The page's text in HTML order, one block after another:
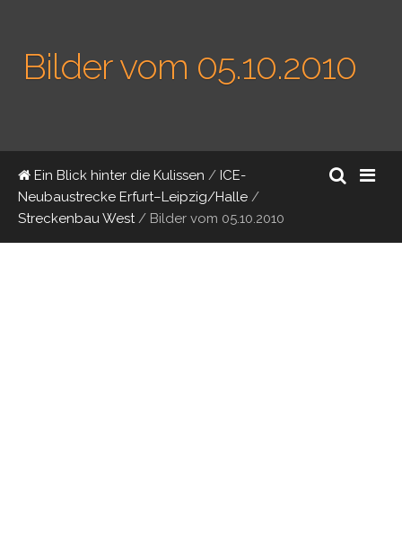
Bilder vom 05.10.2010
Ein Blick hinter die Kulissen / ICE-
Neubaustrecke Erfurt–Leipzig/Halle /
Streckenbau West/ Bilder vom 05.10.2010